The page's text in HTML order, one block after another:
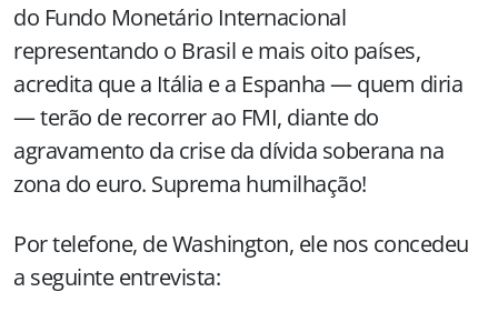
do Fundo Monetário Internacional
representando o Brasil e mais oito países,
acredita que a Itália e a Espanha — quem diria
— terão de recorrer ao FMI, diante do
agravamento da crise da dívida soberana na
zona do euro. Suprema humilhação!
Por telefone, de Washington, ele nos concedeu
a seguinte entrevista: